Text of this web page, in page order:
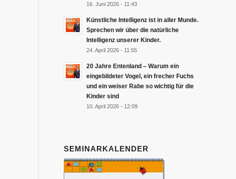
16. Juni 2026 - 11:43
Künstliche Intelligenz ist in aller Munde.
Sprechen wir über die natürliche
Intelligenz unserer Kinder.
24. April 2026 - 11:55
20 Jahre Entenland – Warum ein
eingebildeter Vogel, ein frecher Fuchs
und ein weiser Rabe so wichtig für die
Kinder sind
10. April 2026 - 12:09
SEMINARKALENDER